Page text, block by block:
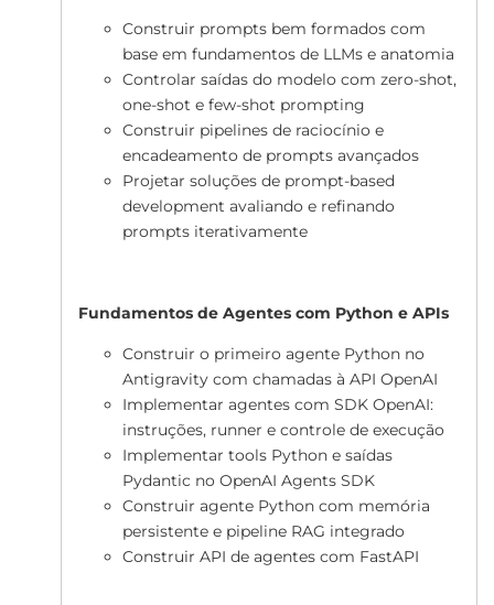
Construir prompts bem formados com
base em fundamentos de LLMs e anatomia
Controlar saídas do modelo com zero-shot,
one-shot e few-shot prompting
Construir pipelines de raciocínio e
encadeamento de prompts avançados
Projetar soluções de prompt-based
development avaliando e refinando
prompts iterativamente
Fundamentos de Agentes com Python e APIs
Construir o primeiro agente Python no
Antigravity com chamadas à API OpenAI
Implementar agentes com SDK OpenAI:
instruções, runner e controle de execução
Implementar tools Python e saídas
Pydantic no OpenAI Agents SDK
Construir agente Python com memória
persistente e pipeline RAG integrado
Construir API de agentes com FastAPI